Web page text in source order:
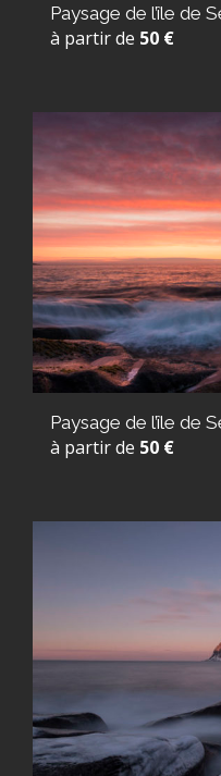
Paysage de l’île de
à partir de 50 €
Paysage de l’île de
à partir de 50 €